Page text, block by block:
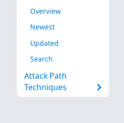
Overview
Newest
Updated
Search
Attack Path
Techniques